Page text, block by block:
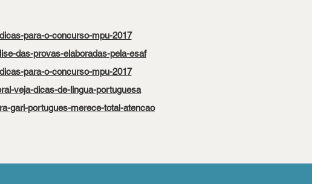
para-o-concurso-mpu-2017
das-provas-elaboradas-pela-esaf
para-o-concurso-mpu-2017
veja-dicas-de-lingua-portuguesa
gari-portugues-merece-total-atencao